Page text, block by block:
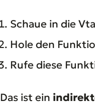
Schaue in die
Hole den
Rufe diese
Das ist ein